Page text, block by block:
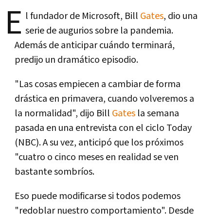
E l fundador de Microsoft, Bill Gates, dio una
serie de augurios sobre la pandemia.
Además de anticipar cuándo terminará,
predijo un dramático episodio.
"Las cosas empiecen a cambiar de forma
drástica en primavera, cuando volveremos a
la normalidad", dijo Bill Gates la semana
pasada en una entrevista con el ciclo Today
(NBC). A su vez, anticipó que los próximos
"cuatro o cinco meses en realidad se ven
bastante sombríos.
Eso puede modificarse si todos podemos
"redoblar nuestro comportamiento". Desde